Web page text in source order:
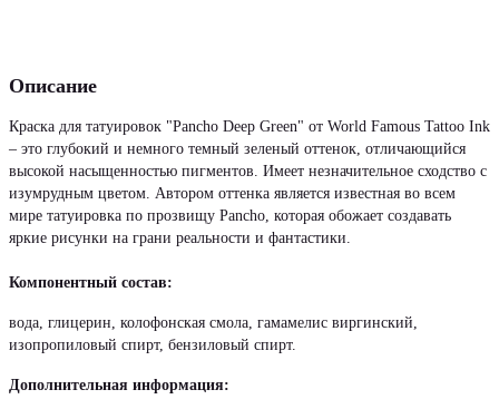
Описание
Краска для татуировок "Pancho Deep Green" от World Famous Tattoo Ink
– это глубокий и немного темный зеленый оттенок, отличающийся
высокой насыщенностью пигментов. Имеет незначительное сходство с
изумрудным цветом. Автором оттенка является известная во всем
мире татуировка по прозвищу Pancho, которая обожает создавать
яркие рисунки на грани реальности и фантастики.
Компонентный состав:
вода, глицерин, колофонская смола, гамамелис виргинский,
изопропиловый спирт, бензиловый спирт.
Дополнительная информация: